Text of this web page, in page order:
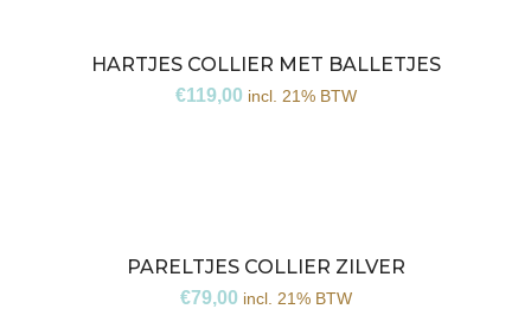
HARTJES COLLIER MET BALLETJES
€119,00 incl. 21% BTW
PARELTJES COLLIER ZILVER
€79,00 incl. 21% BTW